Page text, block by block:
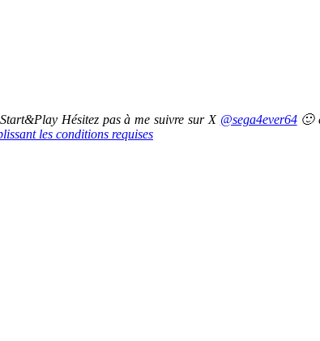
Hésitez pas à me suivre sur X @sega4ever64🙂
les conditions requises